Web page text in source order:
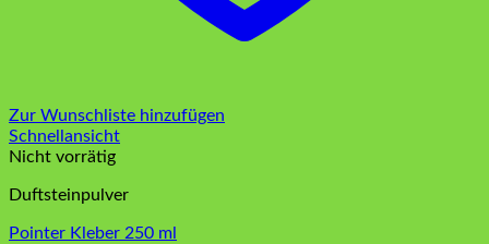
Zur Wunschliste hinzufügen
Schnellansicht
Nicht vorrätig
Duftsteinpulver
Pointer Kleber 250 ml